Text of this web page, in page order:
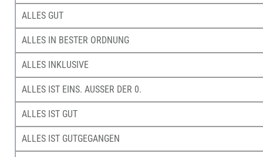
ALLES GUT
ALLES IN BESTER ORDNUNG
ALLES INKLUSIVE
ALLES IST EINS. AUSSER DER 0.
ALLES IST GUT
ALLES IST GUTGEGANGEN